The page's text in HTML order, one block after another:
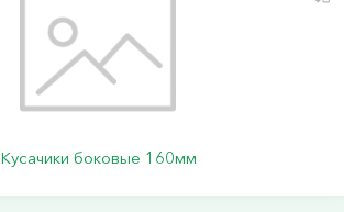
Кусачики боковые 160мм